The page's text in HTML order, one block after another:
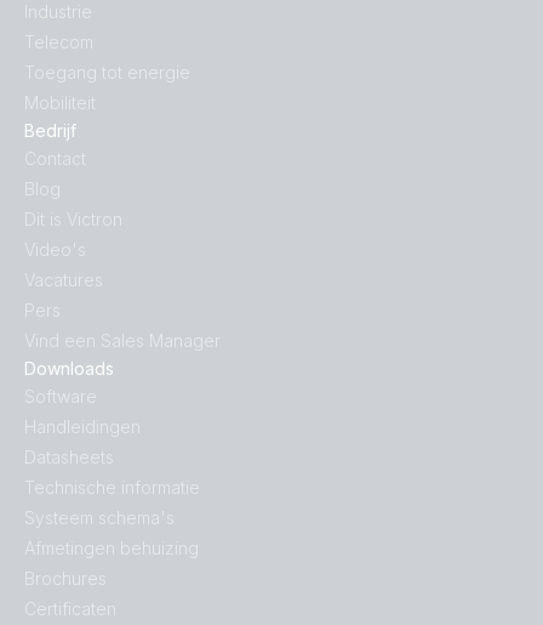
Downloads
Software
Handleidingen
Datasheets
Technische informatie
Systeem schema's
Afmetingen behuizing
Brochures
Certificaten
Industrie
Telecom
Toegang tot energie
Mobiliteit
Bedrijf
Contact
Blog
Dit is Victron
Video's
Vacatures
Pers
Vind een Sales Manager